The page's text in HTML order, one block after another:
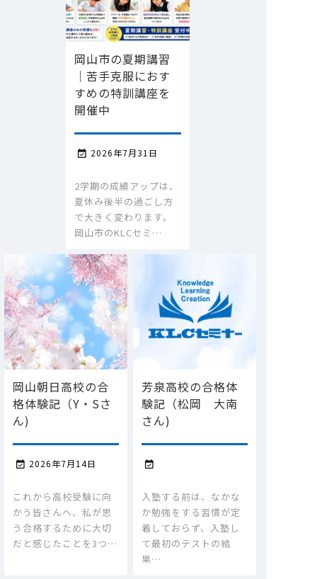
岡山市の夏期講習
｜苦手克服におす
すめの特訓講座を
開催中
 2026年7月31日
2学期の成績アップは、
夏休み後半の過ごし方
で大きく変わります。
岡山市のKLCセミ…
岡山朝日高校の合
格体験記（Y・Sさ
ん)
 2026年7月14日
これから高校受験に向
かう皆さんへ、私が思
う合格するために大切
だと感じたことを3つ…
芳泉高校の合格体
験記（松岡 大南
さん)

入塾する前は、なかな
か勉強をする習慣が定
着しておらず、入塾し
て最初のテストの結
果…